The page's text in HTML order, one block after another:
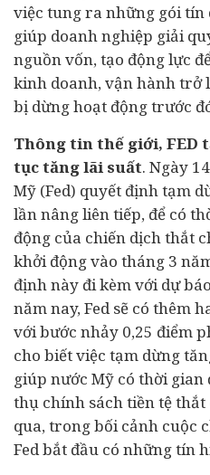
việc tung ra những gói tín
giúp doanh nghiệp giải
nguồn vốn, tạo động lực
kinh doanh, vận hành trở
bị dừng hoạt động trước
Thôngtin thế giới, FED
tục tăng lãi suất. Ngày
Mỹ (Fed) quyết định tạm
lần nâng liên tiếp, để có
động của chiến dịch thắt
khởi động vào tháng 3
định này đi kèm với dự
năm nay, Fed sẽ có thêm
với bước nhảy 0,25 điểm
cho biết việc tạm dừng
giúp nước Mỹ có thời gian
thụ chính sách tiền tệ
qua, trong bối cảnh cuộc
Fed bắt đầu có những tín